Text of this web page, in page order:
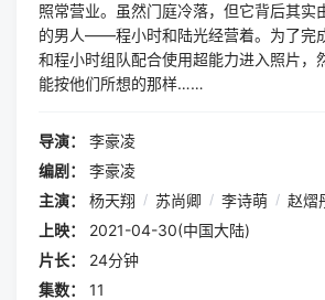
照常营业。虽然门庭冷落，但它背后其实
的男人——程小时和陆光经营着。为了完
和程小时组队配合使用超能力进入照片，
能按他们所想的那样……
导演：
李豪凌
编剧：
李豪凌
主演：
杨天翔 / 苏尚卿 / 李诗萌 / 赵熠
上映：
2021-04-30(中国大陆)
片长：
24分钟
集数：
11